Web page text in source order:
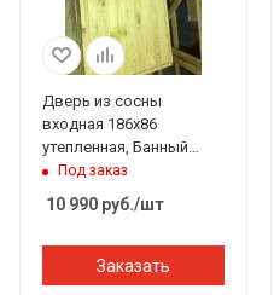
Дверь из сосны
входная 186х86
утепленная, Банный
Перец
Под заказ
10 990 руб./шт
Заказать